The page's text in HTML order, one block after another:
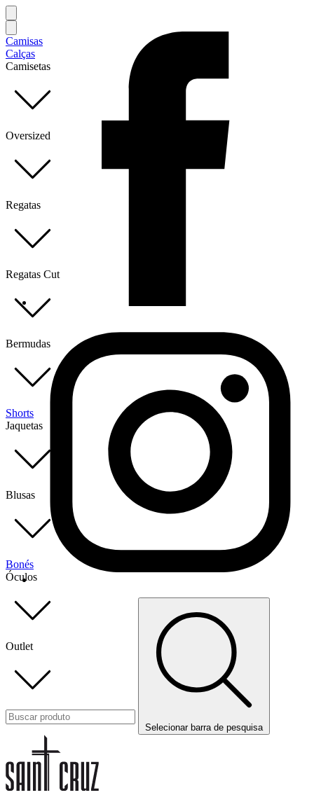
Camisas
Calças
Camisetas
Oversized
Regatas
Regatas Cut
Bermudas
Shorts
Jaquetas
Blusas
Bonés
Óculos
Outlet
Selecionar barra de pesquisa